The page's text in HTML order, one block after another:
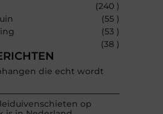
(240 )
(55 )
(53 )
(38 )
die echt wordt
op